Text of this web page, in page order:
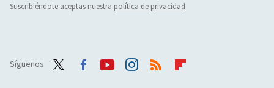
Suscribiéndote aceptas nuestra política de privacidad
Síguenos